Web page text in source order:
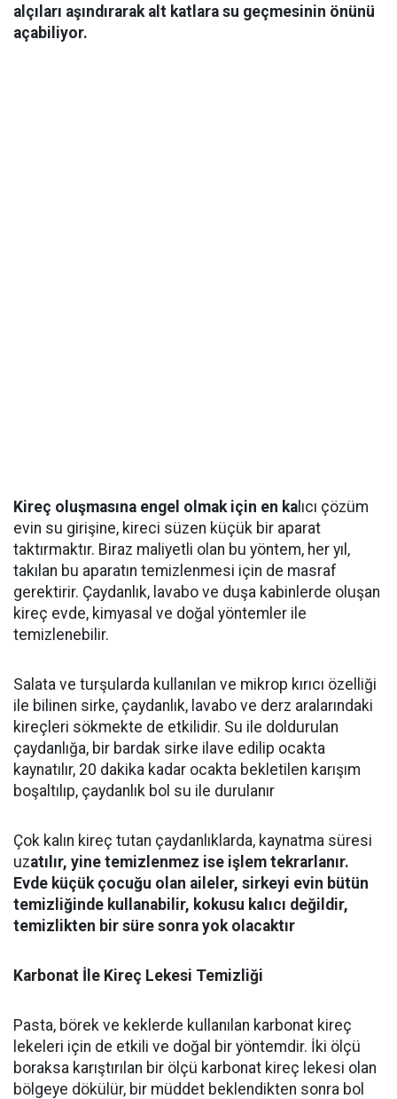
alçıları aşındırarak alt katlara su geçmesinin önünü
açabiliyor.
Kireç oluşmasına engel olmak için en ka lıcı çözüm
evin su girişine, kireci süzen küçük bir aparat
taktırmaktır. Biraz maliyetli olan bu yöntem, her yıl,
takılan bu aparatın temizlenmesi için de masraf
gerektirir. Çaydanlık, lavabo ve duşa kabinlerde oluşan
kireç evde, kimyasal ve doğal yöntemler ile
temizlenebilir.
Salata ve turşularda kullanılan ve mikrop kırıcı özelliği
ile bilinen sirke, çaydanlık, lavabo ve derz aralarındaki
kireçleri sökmekte de etkilidir. Su ile doldurulan
çaydanlığa, bir bardak sirke ilave edilip ocakta
kaynatılır, 20 dakika kadar ocakta bekletilen karışım
boşaltılıp, çaydanlık bol su ile durulanır
Çok kalın kireç tutan çaydanlıklarda, kaynatma süresi
uzatılır, yine temizlenmez ise işlem tekrarlanır.
Evde küçük çocuğu olan aileler, sirkeyi evin bütün
temizliğinde kullanabilir, kokusu kalıcı değildir,
temizlikten bir süre sonra yok olacaktır
Karbonat İle Kireç Lekesi Temizliği
Pasta, börek ve keklerde kullanılan karbonat kireç
lekeleri için de etkili ve doğal bir yöntemdir. İki ölçü
boraksa karıştırılan bir ölçü karbonat kireç lekesi olan
bölgeye dökülür, bir müddet beklendikten sonra bol